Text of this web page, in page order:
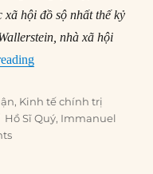
hội đồ sộ nhất thế kỷ
, nhà xã hội
“Immanuel
, Kinh tế chính trị
Tags
Hồ Sĩ Quý, Immanuel